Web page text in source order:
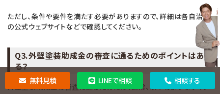
ただし、条件や要件を満たす必要がありますので、詳細は各自治体
の公式ウェブサイトなどで確認してください。
Q3.外壁塗装助成金の審査に通るためのポイントはあ
る？
外壁塗装助成金の審査に通るためには、通常、以下のようなポイン
無料見積 LINEで相談 相談する